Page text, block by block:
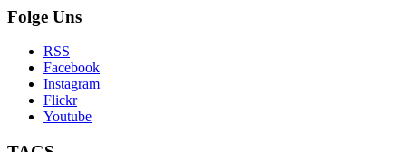
Folge Uns
RSS
Facebook
Instagram
Flickr
Youtube